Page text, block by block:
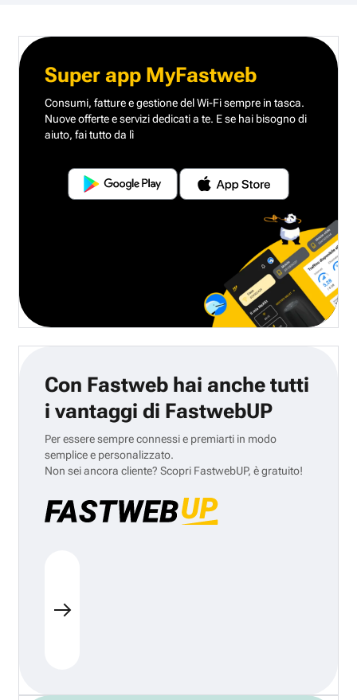
Super app MyFastweb
Consumi, fatture e gestione del Wi-Fi sempre in tasca.
Nuove offerte e servizi dedicati a te. E se hai bisogno di
aiuto, fai tutto da lì
Con Fastweb hai anche tutti
i vantaggi di FastwebUP
Per essere sempre connessi e premiarti in modo
semplice e personalizzato.
Non sei ancora cliente? Scopri FastwebUP, è gratuito!